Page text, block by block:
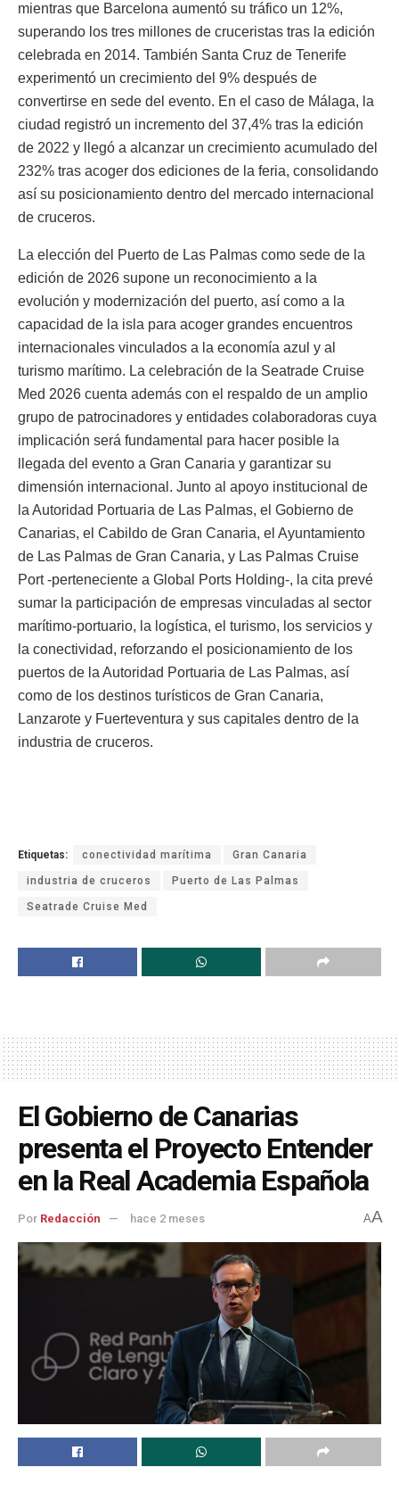
mientras que Barcelona aumentó su tráfico un 12%,
superando los tres millones de cruceristas tras la edición
celebrada en 2014. También Santa Cruz de Tenerife
experimentó un crecimiento del 9% después de
convertirse en sede del evento. En el caso de Málaga, la
ciudad registró un incremento del 37,4% tras la edición
de 2022 y llegó a alcanzar un crecimiento acumulado del
232% tras acoger dos ediciones de la feria, consolidando
así su posicionamiento dentro del mercado internacional
de cruceros.
La elección del Puerto de Las Palmas como sede de la
edición de 2026 supone un reconocimiento a la
evolución y modernización del puerto, así como a la
capacidad de la isla para acoger grandes encuentros
internacionales vinculados a la economía azul y al
turismo marítimo. La celebración de la Seatrade Cruise
Med 2026 cuenta además con el respaldo de un amplio
grupo de patrocinadores y entidades colaboradoras cuya
implicación será fundamental para hacer posible la
llegada del evento a Gran Canaria y garantizar su
dimensión internacional. Junto al apoyo institucional de
la Autoridad Portuaria de Las Palmas, el Gobierno de
Canarias, el Cabildo de Gran Canaria, el Ayuntamiento
de Las Palmas de Gran Canaria, y Las Palmas Cruise
Port -perteneciente a Global Ports Holding-, la cita prevé
sumar la participación de empresas vinculadas al sector
marítimo-portuario, la logística, el turismo, los servicios y
la conectividad, reforzando el posicionamiento de los
puertos de la Autoridad Portuaria de Las Palmas, así
como de los destinos turísticos de Gran Canaria,
Lanzarote y Fuerteventura y sus capitales dentro de la
industria de cruceros.
Etiquetas: conectividad marítima Gran Canaria
industria de cruceros Puerto de Las Palmas
Seatrade Cruise Med
El Gobierno de Canarias
presenta el Proyecto Entender
en la Real Academia Española
Por Redacción hace 2 meses AA